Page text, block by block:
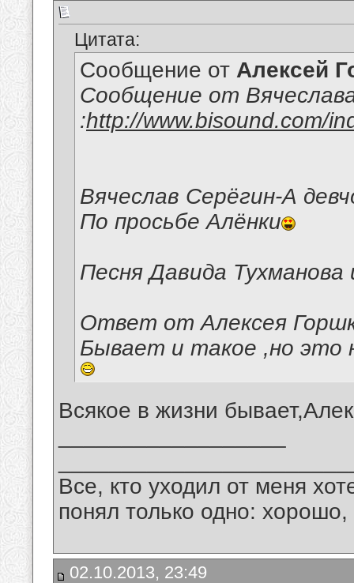
Цитата:
Сообщение от Алексей
Сообщение от
:http://www.bisound.com/
Вячеслав Серёгин-А
По просьбе Алёнки
Песня Давида
Ответ от Алексея
Бывает и такое ,но это
Всякое в жизни
Все, кто уходил от меня
понял только одно:
02.10.2013, 23:49